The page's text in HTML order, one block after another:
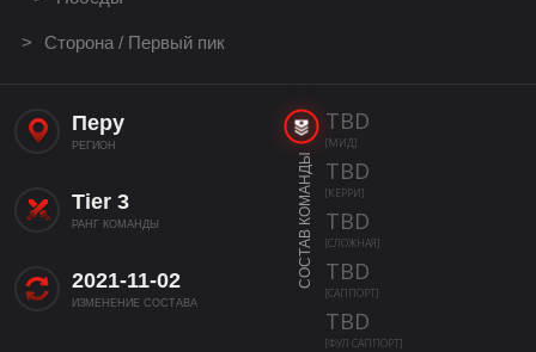
Сторона / Первый пик
Перу
РЕГИОН
Tier 3
РАНГ КОМАНДЫ
2021-11-02
ИЗМЕНЕНИЕ СОСТАВА
СОСТАВ КОМАНДЫ
TBD
[МИД]
TBD
[КЕРРИ]
TBD
[СЛОЖНАЯ]
TBD
[САППОРТ]
TBD
[ФУЛ САППОРТ]